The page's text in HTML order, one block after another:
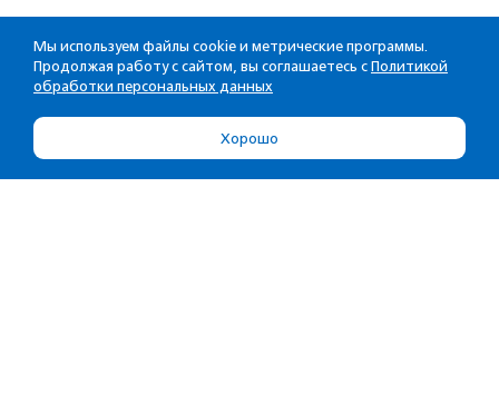
Мы используем файлы cookie и метрические программы.
Продолжая работу с сайтом, вы соглашаетесь с Политикой
обработки персональных данных
Хорошо